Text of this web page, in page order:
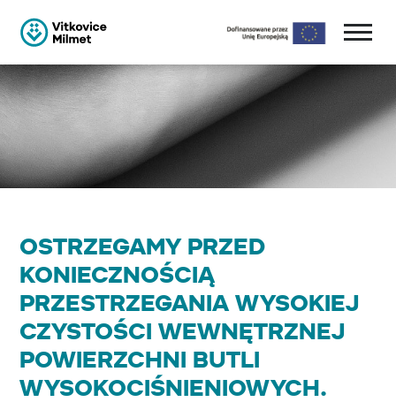
OSTRZEGAMY PRZED
KONIECZNOŚCIĄ
PRZESTRZEGANIA WYSOKIEJ
CZYSTOŚCI WEWNĘTRZNEJ
POWIERZCHNI BUTLI
WYSOKOCIŚNIENIOWYCH.